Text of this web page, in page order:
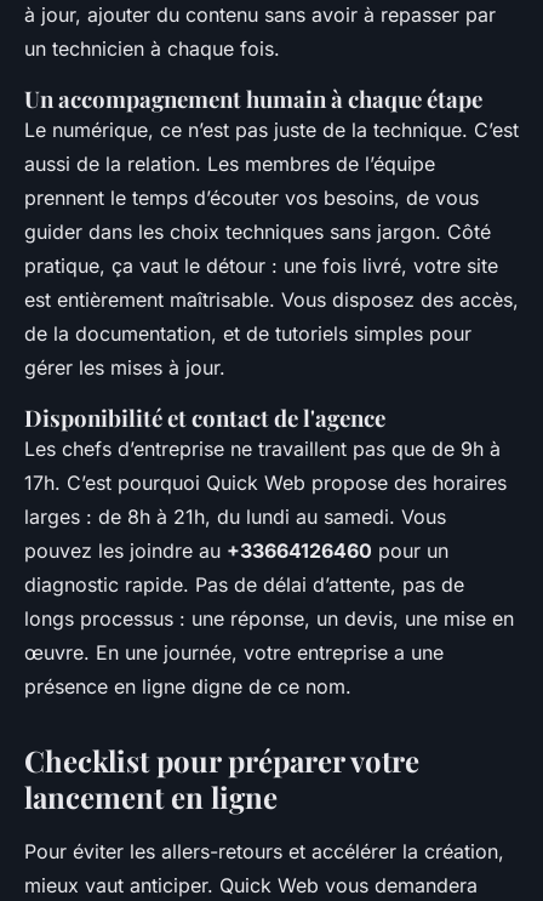
à jour, ajouter du contenu sans avoir à repasser par
un technicien à chaque fois.
Un accompagnement humain à chaque étape
Le numérique, ce n’est pas juste de la technique. C’est
aussi de la relation. Les membres de l’équipe
prennent le temps d’écouter vos besoins, de vous
guider dans les choix techniques sans jargon. Côté
pratique, ça vaut le détour : une fois livré, votre site
est entièrement maîtrisable. Vous disposez des accès,
de la documentation, et de tutoriels simples pour
gérer les mises à jour.
Disponibilité et contact de l'agence
Les chefs d’entreprise ne travaillent pas que de 9h à
17h. C’est pourquoi Quick Web propose des horaires
larges : de 8h à 21h, du lundi au samedi. Vous
pouvez les joindre au +33664126460 pour un
diagnostic rapide. Pas de délai d’attente, pas de
longs processus : une réponse, un devis, une mise en
œuvre. En une journée, votre entreprise a une
présence en ligne digne de ce nom.
Checklist pour préparer votre
lancement en ligne
Pour éviter les allers-retours et accélérer la création,
mieux vaut anticiper. Quick Web vous demandera